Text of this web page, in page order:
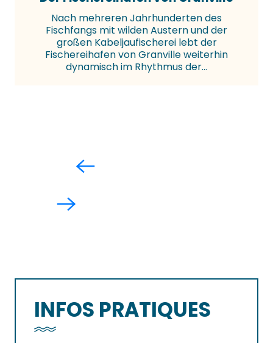
Nach mehreren Jahrhunderten des
Fischfangs mit wilden Austern und der
großen Kabeljaufischerei lebt der
Fischereihafen von Granville weiterhin
dynamisch im Rhythmus der...
INFOS PRATIQUES